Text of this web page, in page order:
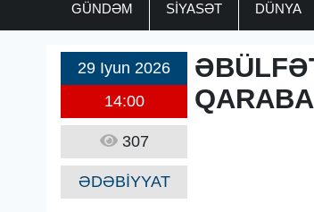
GÜNDƏM SİYASƏT DÜNYA
29 Iyun 2026
14:00
307
ƏDƏBİYYAT